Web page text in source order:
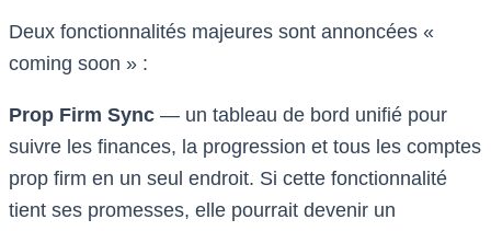
Deux fonctionnalités majeures sont annoncées «
coming soon » :
Prop Firm Sync — un tableau de bord unifié pour
suivre les finances, la progression et tous les comptes
prop firm en un seul endroit. Si cette fonctionnalité
tient ses promesses, elle pourrait devenir un